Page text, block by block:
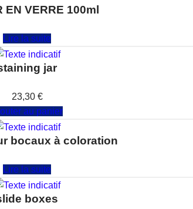
EN VERRE 100ml
Lire la suite
jar
23,30 €
au panier
bocaux à coloration
Lire la suite
boxes